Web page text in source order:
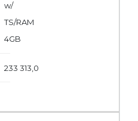
w/
TS/RAM
4GB
233 313,0